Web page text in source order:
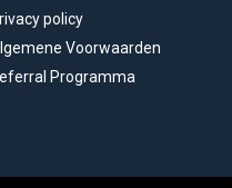
policy
Voorwaarden
Programma